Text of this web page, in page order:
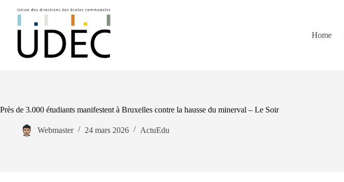
Home
Près de 3.000 étudiants manifestent à Bruxelles contre la hausse du minerval – Le Soir
Webmaster 24 mars 2026 ActuEdu